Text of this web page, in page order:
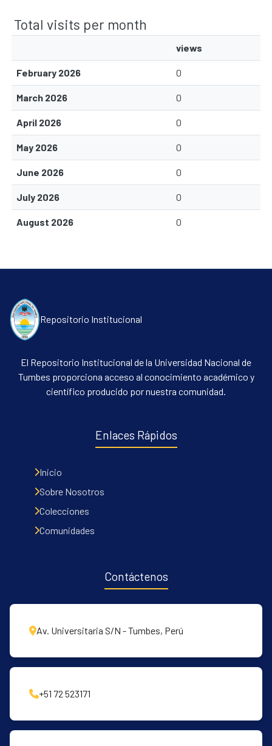
Communities & Collections
All of DSpace
Contacto
Total visits per month
views
February 2026 0
March 2026 0
April 2026 0
May 2026 0
June 2026 0
July 2026 0
August 2026 0
Repositorio Institucional
El Repositorio Institucional de la Universidad Nacional de
Tumbes proporciona acceso al conocimiento académico y
científico producido por nuestra comunidad.
Enlaces Rápidos
Inicio
Sobre Nosotros
Colecciones
Comunidades
Contáctenos
Av. Universitaria S/N - Tumbes, Perú
+51 72 523171